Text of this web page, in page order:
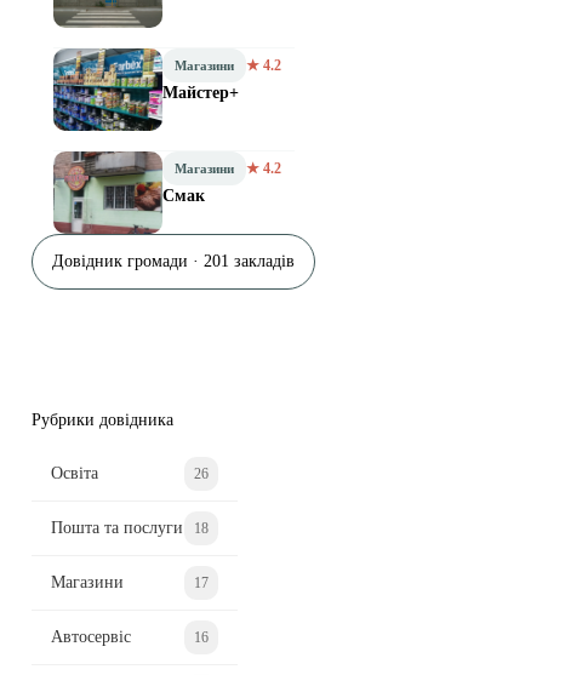
Магазини ★ 4.2
Майстер+
Магазини ★ 4.2
Смак
Довідник громади · 201 закладів
Рубрики довідника
Освіта 26
Пошта та послуги 18
Магазини 17
Автосервіс 16